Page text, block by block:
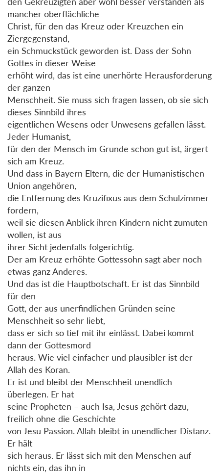
mancher oberflächliche
Christ, für den das Kreuz oder Kreuzchen ein
Ziergegenstand,
ein Schmuckstück geworden ist. Dass der Sohn
Gottes in dieser Weise
erhöht wird, das ist eine unerhörte Herausforderung
der ganzen
Menschheit. Sie muss sich fragen lassen, ob sie sich
dieses Sinnbild ihres
eigentlichen Wesens oder Unwesens gefallen lässt.
Jeder Humanist,
für den der Mensch im Grunde schon gut ist, ärgert
sich am Kreuz.
Und dass in Bayern Eltern, die der Humanistischen
Union angehören,
die Entfernung des Kruzifixus aus dem Schulzimmer
fordern,
weil sie diesen Anblick ihren Kindern nicht zumuten
wollen, ist aus
ihrer Sicht jedenfalls folgerichtig.
Der am Kreuz erhöhte Gottessohn sagt aber noch
etwas ganz Anderes.
Und das ist die Hauptbotschaft. Er ist das Sinnbild
für den
Gott, der aus unerfindlichen Gründen seine
Menschheit so sehr liebt,
dass er sich so tief mit ihr einlässt. Dabei kommt
dann der Gottesmord
heraus. Wie viel einfacher und plausibler ist der
Allah des Koran.
Er ist und bleibt der Menschheit unendlich
überlegen. Er hat
seine Propheten – auch Isa, Jesus gehört dazu,
freilich ohne die Geschichte
von Jesu Passion. Allah bleibt in unendlicher Distanz.
Er hält
sich heraus. Er lässt sich mit den Menschen auf
nichts ein, das ihn in